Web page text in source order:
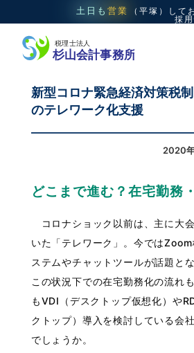
土日も 営業 （平塚）
して
採
新型コロナ緊急経済対策税
のテレワーク化支援
2020
どこまで進む？在宅勤務
コロナショック以前は、主に大
いた「テレワーク」。今では
ステムやチャットツールが話題と
この状況下での在宅勤務化の流れ
もVDI（デスクトップ仮想化）や
クトップ）導入を検討している会
でしょうか。